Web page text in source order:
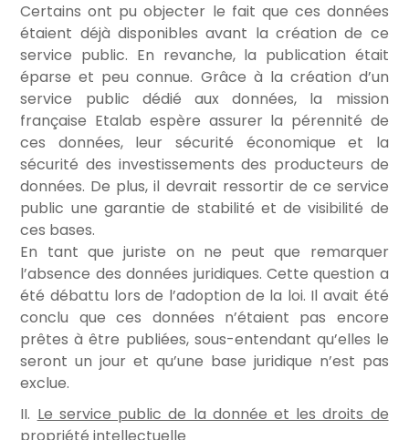
Certains ont pu objecter le fait que ces données
étaient déjà disponibles avant la création de ce
service public. En revanche, la publication était
éparse et peu connue. Grâce à la création d’un
service public dédié aux données, la mission
française Etalab espère assurer la pérennité de
ces données, leur sécurité économique et la
sécurité des investissements des producteurs de
données. De plus, il devrait ressortir de ce service
public une garantie de stabilité et de visibilité de
ces bases.
En tant que juriste on ne peut que remarquer
l’absence des données juridiques. Cette question a
été débattu lors de l’adoption de la loi. Il avait été
conclu que ces données n’étaient pas encore
prêtes à être publiées, sous-entendant qu’elles le
seront un jour et qu’une base juridique n’est pas
exclue.
II. Le service public de la donnée et les droits de